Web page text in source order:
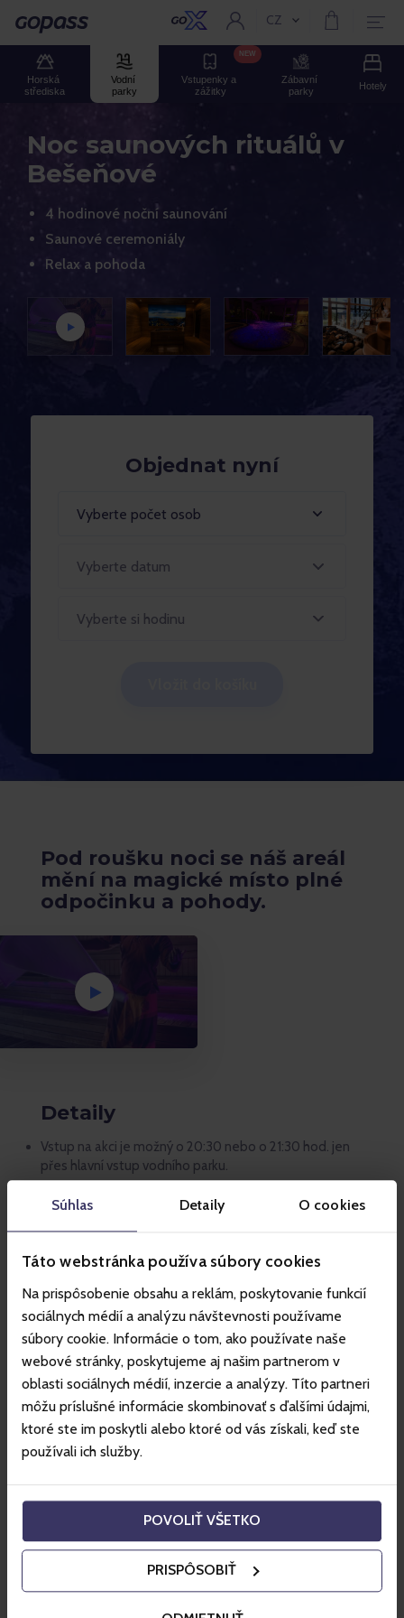
Súhlas Detaily O cookies
Táto webstránka používa súbory cookies
Na prispôsobenie obsahu a reklám, poskytovanie funkcií
sociálnych médií a analýzu návštevnosti používame
súbory cookie. Informácie o tom, ako používate naše
webové stránky, poskytujeme aj našim partnerom v
oblasti sociálnych médií, inzercie a analýzy. Títo partneri
môžu príslušné informácie skombinovať s ďalšími údajmi,
ktoré ste im poskytli alebo ktoré od vás získali, keď ste
používali ich služby.
POVOLIŤ VŠETKO
PRISPÔSOBIŤ
GOPASS Aktuální jazyk:
CZ
Horská
střediska
Vodní
parky
Vstupenky a
zážitky
NEW
Zábavní
parky
Hotely
Noc saunových rituálů v
Bešeňové
4 hodinové noční saunování
Saunové ceremoniály
Relax a pohoda
Objednat nyní
Vyberte počet osob
Vyberte si hodinu
Pod roušku noci se náš areál
mění na magické místo plné
odpočinku a pohody.
Detaily
Vstup na akci je možný o 20:30 nebo o 21:30 hod. jen
přes hlavní vstup vodního parku.
jedinečných saunových rituálů, peelingů a procedůr;
exkluzívní saunastr - host večera; welcome drink +
osvěžující občerstvení; všechny sauny a procedůry k
dispozici po celou dobu; relaxační zóna Atrium a vnitřní
bazény.
Saunové ceremoniály budou probíhat v sauně Saunový
dóm, v sauně Chopok a peelingy v Solné sauně Svítání.
Dopřejte svému tělu, mysli i duši odpočinek, který si
Skutečnou relaxaci zažijete v doprovodu aromatických
a zvukoých elementů.
K dispozici občerstvení - různé druhy mini pečiva a
ovoce.
Změna programu vyhrazena. Více informací:
www.besenova.com.
Fotogalerie